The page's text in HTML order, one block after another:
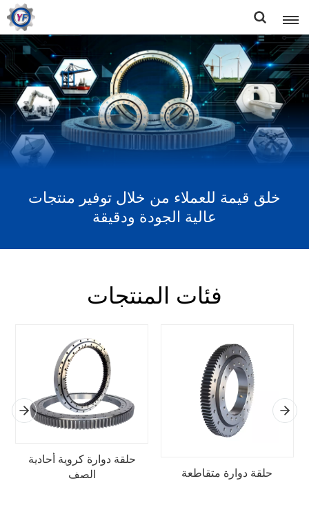
خلق قيمة للعملاء من خلال توفير منتجات
عالية الجودة ودقيقة
فئات المنتجات
حلقة دوارة كروية أحادية
الصف
حلقة دوارة متقاطعة